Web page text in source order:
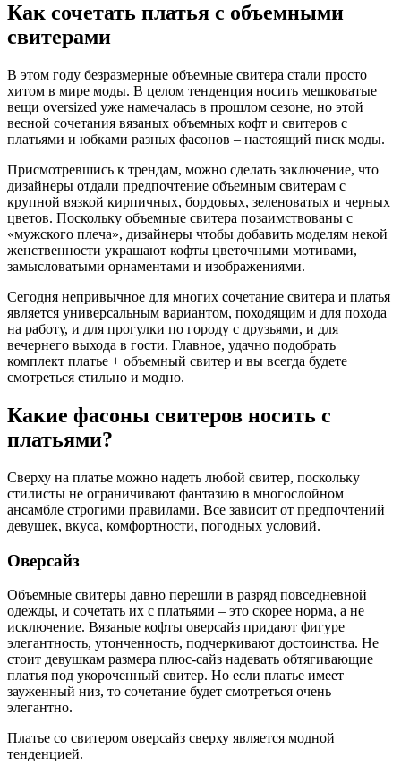
Как сочетать платья с объемными
свитерами
В этом году безразмерные объемные свитера стали просто
хитом в мире моды. В целом тенденция носить мешковатые
вещи oversized уже намечалась в прошлом сезоне, но этой
весной сочетания вязаных объемных кофт и свитеров с
платьями и юбками разных фасонов – настоящий писк моды. ​
Присмотревшись к трендам, можно сделать заключение, что
дизайнеры отдали предпочтение объемным свитерам с
крупной вязкой кирпичных, бордовых, зеленоватых и черных
цветов. Поскольку объемные свитера позаимствованы с
«мужского плеча», дизайнеры чтобы добавить моделям некой
женственности украшают кофты цветочными мотивами,
замысловатыми орнаментами и изображениями.
Сегодня непривычное для многих сочетание свитера и платья
является универсальным вариантом, походящим и для похода
на работу, и для прогулки по городу с друзьями, и для
вечернего выхода в гости. Главное, удачно подобрать
комплект платье + объемный свитер и вы всегда будете
смотреться стильно и модно.
Какие фасоны свитеров носить с
платьями?
Сверху на платье можно надеть любой свитер, поскольку
стилисты не ограничивают фантазию в многослойном
ансамбле строгими правилами. Все зависит от предпочтений
девушек, вкуса, комфортности, погодных условий.
Оверсайз
Объемные свитеры давно перешли в разряд повседневной
одежды, и сочетать их с платьями – это скорее норма, а не
исключение. Вязаные кофты оверсайз придают фигуре
элегантность, утонченность, подчеркивают достоинства. Не
стоит девушкам размера плюс-сайз надевать обтягивающие
платья под укороченный свитер. Но если платье имеет
зауженный низ, то сочетание будет смотреться очень
элегантно.
Платье со свитером оверсайз сверху является модной
тенденцией.